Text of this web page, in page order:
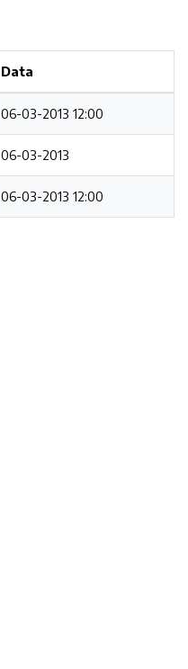
Data
06-03-2013 12:00
06-03-2013
06-03-2013 12:00